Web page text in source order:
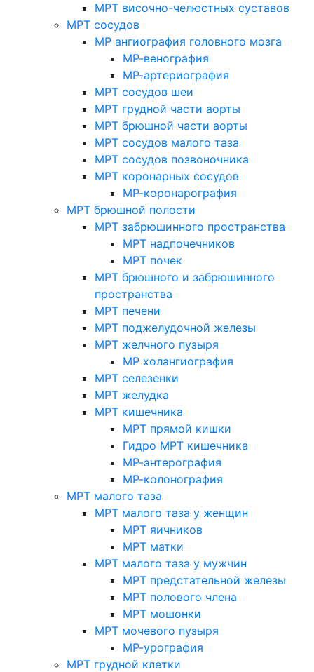
МРТ височно-челюстных суставов
МРТ сосудов
МР ангиография головного мозга
МР-венография
МР-артериография
МРТ сосудов шеи
МРТ грудной части аорты
МРТ брюшной части аорты
МРТ сосудов малого таза
МРТ сосудов позвоночника
МРТ коронарных сосудов
МР-коронарография
МРТ брюшной полости
МРТ забрюшинного пространства
МРТ надпочечников
МРТ почек
МРТ брюшного и забрюшинного
пространства
МРТ печени
МРТ поджелудочной железы
МРТ желчного пузыря
МР холангиография
МРТ селезенки
МРТ желудка
МРТ кишечника
МРТ прямой кишки
Гидро МРТ кишечника
МР-энтерография
МР-колонография
МРТ малого таза
МРТ малого таза у женщин
МРТ яичников
МРТ матки
МРТ малого таза у мужчин
МРТ предстательной железы
МРТ полового члена
МРТ мошонки
МРТ мочевого пузыря
МР-урография
МРТ грудной клетки